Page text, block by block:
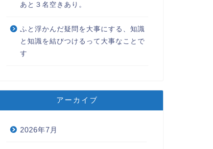
あと３名空きあり。
ふと浮かんだ疑問を大事にする、知識
と知識を結びつけるって大事なことで
す
アーカイブ
2026年7月